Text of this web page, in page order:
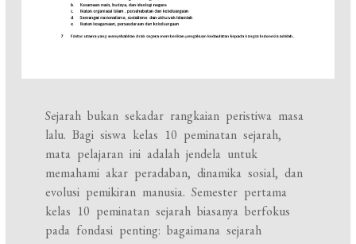
Sejarah bukan sekadar rangkaian peristiwa masa
lalu. Bagi siswa kelas 10 peminatan sejarah,
mata pelajaran ini adalah jendela untuk
memahami akar peradaban, dinamika sosial, dan
evolusi pemikiran manusia. Semester pertama
kelas 10 peminatan sejarah biasanya berfokus
pada fondasi penting: bagaimana sejarah